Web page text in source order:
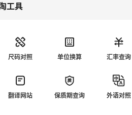
工具
尺码对照 单位换算 汇率查询
翻译网站 保质期查询 外语对照